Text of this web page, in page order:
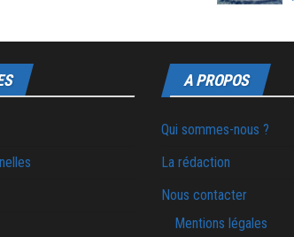
A PROPOS
Qui sommes-nous ?
La rédaction
Nous contacter
Mentions légales